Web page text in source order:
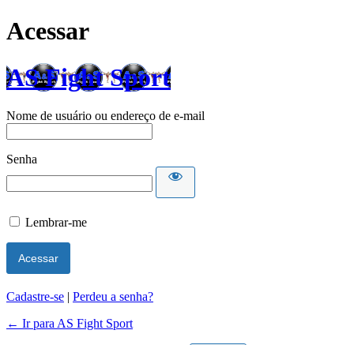
Acessar
AS Fight Sport
Nome de usuário ou endereço de e-mail
Senha
Lembrar-me
Cadastre-se | Perdeu a senha?
← Ir para AS Fight Sport